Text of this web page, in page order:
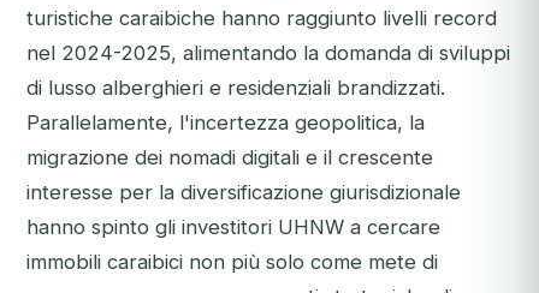
turistiche caraibiche hanno raggiunto livelli record
nel 2024-2025, alimentando la domanda di sviluppi
di lusso alberghieri e residenziali brandizzati.
Parallelamente, l'incertezza geopolitica, la
migrazione dei nomadi digitali e il crescente
interesse per la diversificazione giurisdizionale
hanno spinto gli investitori UHNW a cercare
immobili caraibici non più solo come mete di